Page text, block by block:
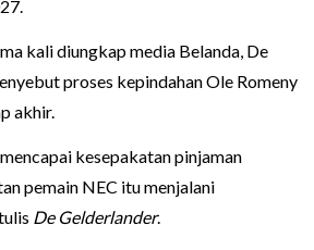
kali diungkap media Belanda, De
proses kepindahan Ole Romeny
akhir.
kesepakatan pinjaman
pemain NEC itu menjalani
De Gelderlander.